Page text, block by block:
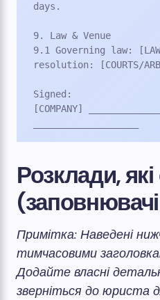
days.
9. Law & Venue
9.1 Governing law:
resolution: [COURTS/
Signed:
[COMPANY]
Розклади,
Примітка: Наведені
тимчасовими
Додайте власні
зверніться до юриста